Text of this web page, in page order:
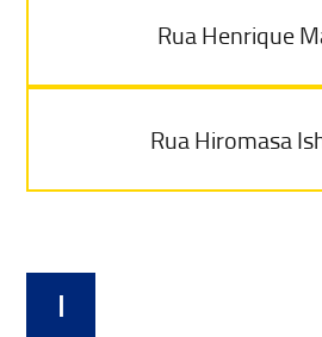
Rua Henrique
Rua Hiromasa
I